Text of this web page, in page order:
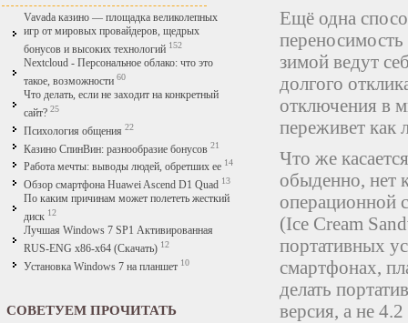
Vavada казино — площадка великолепных
игр от мировых провайдеров, щедрых
бонусов и высоких технологий 152
Nextcloud - Персональное облако: что это
такое, возможности 60
Что делать, если не заходит на конкретный
сайт? 25
Психология общения 22
Казино СпинВин: разнообразие бонусов 21
Работа мечты: выводы людей, обретших ее 14
Обзор смартфона Huawei Ascend D1 Quad 13
По каким причинам может полететь жесткий
диск 12
Лучшая Windows 7 SP1 Активированная
RUS-ENG x86-x64 (Скачать) 12
Установка Windows 7 на планшет 10
СОВЕТУЕМ ПРОЧИТАТЬ
Ещё одна
зимой ведут
долгого
отключения в
переживет как
Что же
обыденно, нет
операционной
(Ice Cream
портативных
смартфонах,
делать
версия, а не